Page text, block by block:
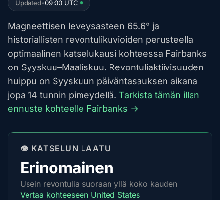
Updated•09:00 UTC
Magneettisen leveysasteen 65.6° ja
historiallisten revontulikuvioiden perusteella
optimaalinen katselukausi kohteessa Fairbanks
on Syyskuu–Maaliskuu. Revontuliaktiivisuuden
huippu on Syyskuun päiväntasauksen aikana
jopa 14 tunnin pimeydellä. Tarkista tämän illan
ennuste kohteelle Fairbanks →
👁️ KATSELUN LAATU
Erinomainen
Usein revontulia suoraan yllä koko kauden
Vertaa kohteeseen United States